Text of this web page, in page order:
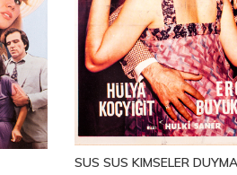
SUS SUS KIMSELER